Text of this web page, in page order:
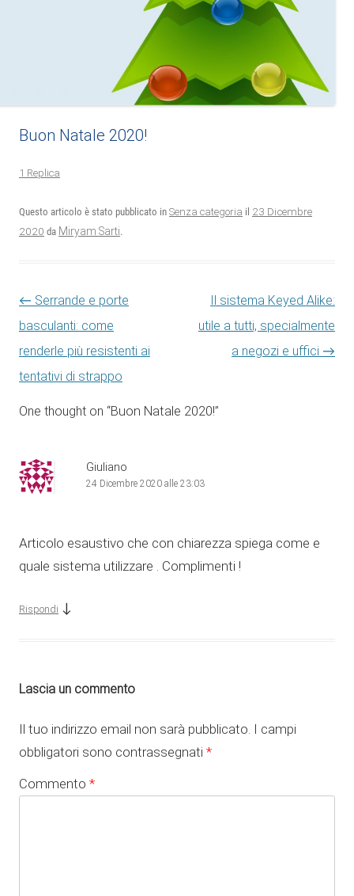
Buon Natale 2020!
1 Replica
Questo articolo è stato pubblicato in Senza categoria il 23 Dicembre
2020 da Miryam Sarti.
Navigazione articolo
← Serrande e porte
basculanti: come
renderle più resistenti ai
tentativi di strappo
Il sistema Keyed Alike:
utile a tutti, specialmente
a negozi e uffici →
One thought on “Buon Natale 2020!”
Giuliano
24 Dicembre 2020 alle 23:03
Articolo esaustivo che con chiarezza spiega come e
quale sistema utilizzare . Complimenti !
Rispondi ↓
Lascia un commento
Il tuo indirizzo email non sarà pubblicato. I campi
obbligatori sono contrassegnati *
Commento *